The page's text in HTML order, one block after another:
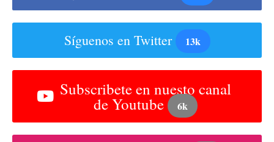
Síguenos en Twitter 13k
Subscribete en nuesto canal
de Youtube 6k